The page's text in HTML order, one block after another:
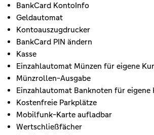
BankCard KontoInfo
Geldautomat
Kontoauszugdrucker
BankCard PIN ändern
Kasse
Einzahlautomat Münzen für eigene
Münzrollen-Ausgabe
Einzahlautomat Banknoten für eigene
Kostenfreie Parkplätze
Mobilfunk-Karte aufladbar
Wertschließfächer